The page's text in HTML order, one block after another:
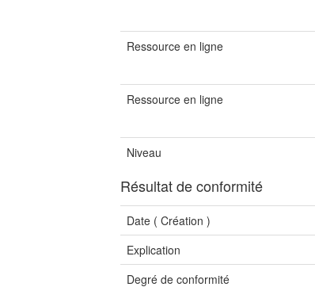
Ressource en ligne
Ressource en ligne
Niveau
Résultat de conformité
Date ( Création )
Explication
Degré de conformité